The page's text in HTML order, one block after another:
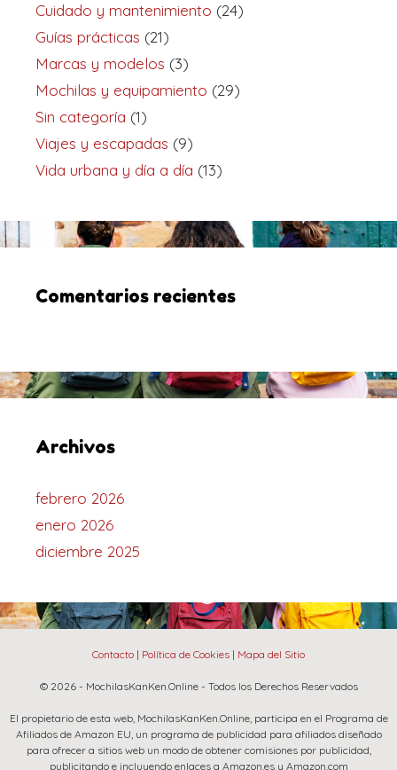
Cuidado y mantenimiento (24)
Guías prácticas (21)
Marcas y modelos (3)
Mochilas y equipamiento (29)
Sin categoría (1)
Viajes y escapadas (9)
Vida urbana y día a día (13)
Comentarios recientes
Archivos
febrero 2026
enero 2026
diciembre 2025
Contacto | Política de Cookies | Mapa del Sitio
© 2026 - MochilasKanKen.Online - Todos los Derechos Reservados
El propietario de esta web, MochilasKanKen.Online, participa en el Programa de
Afiliados de Amazon EU, un programa de publicidad para afiliados diseñado
para ofrecer a sitios web un modo de obtener comisiones por publicidad,
publicitando e incluyendo enlaces a Amazon.es y Amazon.com